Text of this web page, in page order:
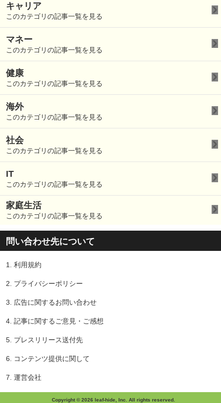
キャリア
このカテゴリの記事一覧を見る
マネー
このカテゴリの記事一覧を見る
健康
このカテゴリの記事一覧を見る
海外
このカテゴリの記事一覧を見る
社会
このカテゴリの記事一覧を見る
IT
このカテゴリの記事一覧を見る
家庭生活
このカテゴリの記事一覧を見る
問い合わせ先について
1. 利用規約
2. プライバシーポリシー
3. 広告に関するお問い合わせ
4. 記事に関するご意見・ご感想
5. プレスリリース送付先
6. コンテンツ提供に関して
7. 運営会社
Copyright © 2026 leaf-hide, Inc. All rights reserved.